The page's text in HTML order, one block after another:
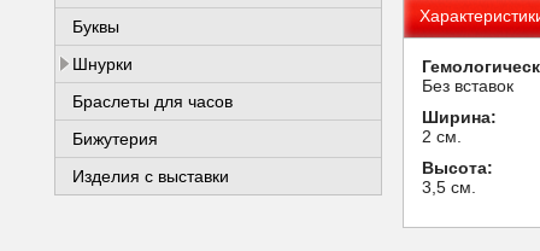
Буквы
Шнурки
Браслеты для часов
Бижутерия
Изделия с выставки
Без вставок
Ширина:
2 см.
Высота:
3,5 см.